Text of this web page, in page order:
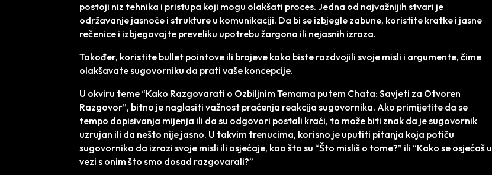
postoji niz tehnika i pristupa koji mogu olakšati proces. Jedna od najvažnijih stvari je
održavanje jasnoće i strukture u komunikaciji. Da bi se izbjegle zabune, koristite kratke i jasne
rečenice i izbjegavajte preveliku upotrebu žargona ili nejasnih izraza.
Također, koristite bullet pointove ili brojeve kako biste razdvojili svoje misli i argumente, čime
olakšavate sugovorniku da prati vaše koncepcije.
U okviru teme “Kako Razgovarati o Ozbiljnim Temama putem Chata: Savjeti za Otvoren
Razgovor”, bitno je naglasiti važnost praćenja reakcija sugovornika. Ako primijetite da se
tempo dopisivanja mijenja ili da su odgovori postali kraći, to može biti znak da je sugovornik
uzrujan ili da nešto nije jasno. U takvim trenucima, korisno je uputiti pitanja koja potiču
sugovornika da izrazi svoje misli ili osjećaje, kao što su “Što misliš o tome?” ili “Kako se osjećaš u
vezi s onim što smo dosad razgovarali?”